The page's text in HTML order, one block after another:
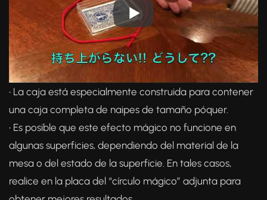
• La caja está especialmente construida para contener
una caja completa de naipes de tamaño póquer.
• Es posible que este efecto mágico no funcione en
algunas superficies, dependiendo del material de la
mesa o del estado de la superficie. En tales casos,
realice en la placa del “círculo mágico” adjunta para